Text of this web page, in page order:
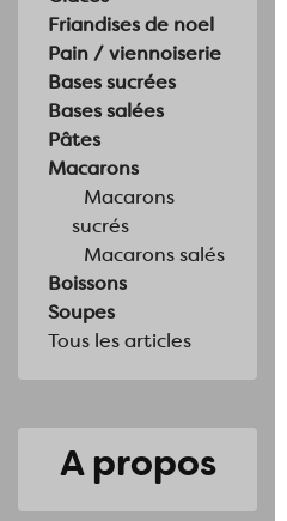
Friandises de noel
Pain / viennoiserie
Bases sucrées
Bases salées
Pâtes
Macarons
Macarons
sucrés
Macarons salés
Boissons
Soupes
Tous les articles
A propos